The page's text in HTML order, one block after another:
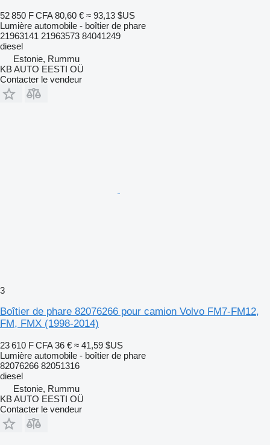
52 850 F CFA 80,60 € ≈ 93,13 $US
Lumière automobile - boîtier de phare
21963141 21963573 84041249
diesel
Estonie, Rummu
KB AUTO EESTI OÜ
Contacter le vendeur
3
Boîtier de phare 82076266 pour camion Volvo FM7-FM12,
FM, FMX (1998-2014)
23 610 F CFA 36 € ≈ 41,59 $US
Lumière automobile - boîtier de phare
82076266 82051316
diesel
Estonie, Rummu
KB AUTO EESTI OÜ
Contacter le vendeur